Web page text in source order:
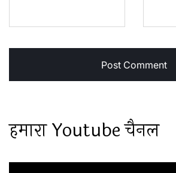
हमारा Youtube चैनल